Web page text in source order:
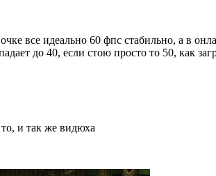
все идеально 60 фпс стабильно, а в
до 40, если стою просто то 50, как
и так же видюха